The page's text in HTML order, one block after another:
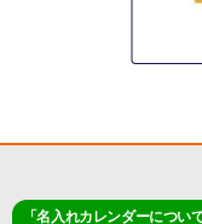
「名入れカレンダーについ